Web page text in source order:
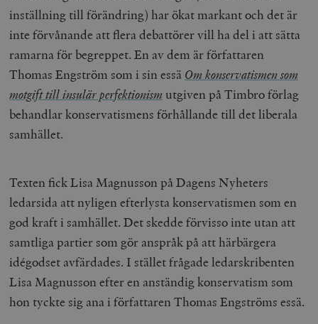
inställning till förändring) har ökat markant och det är
inte förvånande att flera debattörer vill ha del i att sätta
ramarna för begreppet. En av dem är författaren
Thomas Engström som i sin essä Om konservatismen som
motgift till insulär perfektionism utgiven på Timbro förlag
behandlar konservatismens förhållande till det liberala
samhället.
Texten fick Lisa Magnusson på Dagens Nyheters
ledarsida att nyligen efterlysta konservatismen som en
god kraft i samhället. Det skedde förvisso inte utan att
samtliga partier som gör anspråk på att härbärgera
idégodset avfärdades. I stället frågade ledarskribenten
Lisa Magnusson efter en anständig konservatism som
hon tyckte sig ana i författaren Thomas Engströms essä.